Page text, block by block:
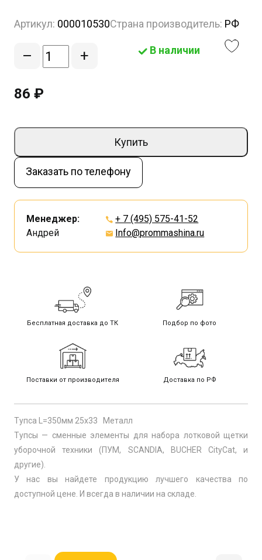
Артикул: 000010530Страна производитель: РФ
– + В наличии
86 ₽
Купить
Заказать по телефону
Менеджер:
Андрей
+ 7 (495) 575-41-52
Info@prommashina.ru
Бесплатная доставка до ТК Подбор по фото
Поставки от производителя Доставка по РФ
Тупса L=350мм 25х33 Металл
Тупсы — сменные элементы для набора лотковой щетки
уборочной техники (ПУМ, SCANDIA, BUCHER CityCat, и
другие).
У нас вы найдете продукцию лучшего качества по
доступной цене. И всегда в наличии на складе.